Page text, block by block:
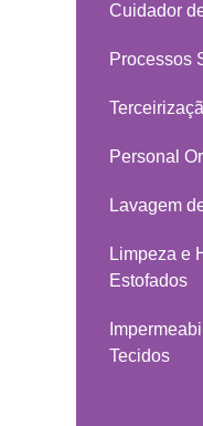
Cuidador
Processos
Personal
Lavagem
Limpeza e
Estofados
Tecidos